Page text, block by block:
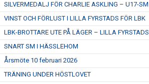
SILVERMEDALJ FÖR CHARLIE ASKLING – U17-SM
VINST OCH FÖRLUST I LILLA FYRSTADS FÖR LBK
LBK-BROTTARE UTE PÅ LÄGER – LILLA FYRSTADS
SNART SM I HÄSSLEHOM
Årsmöte 10 februari 2026
TRÄNING UNDER HÖSTLOVET